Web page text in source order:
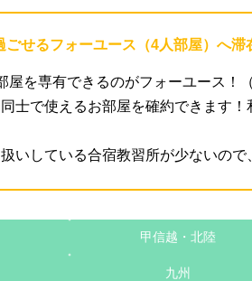
せるフォーユース（4人部屋）へ滞
屋を専有できるのがフォーユース！
士で使えるお部屋を確約できます
いしている合宿教習所が少ないの
甲信越・北陸
九州